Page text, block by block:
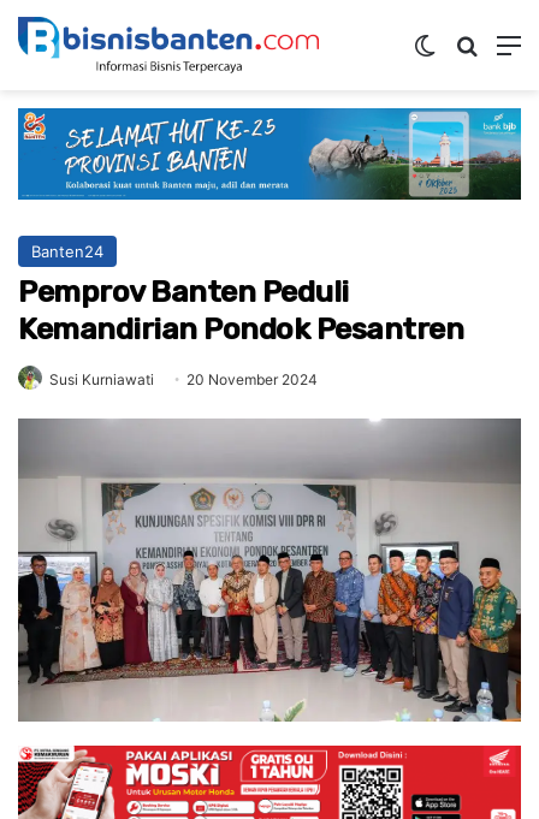
Switch skin
Banten24
Pemprov Banten Peduli
Kemandirian Pondok Pesantren
Susi Kurniawati 20 November 2024